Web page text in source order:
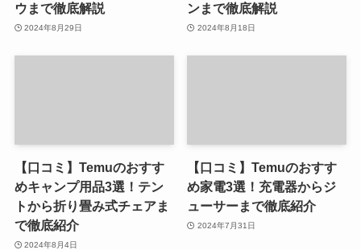
ウまで徹底解説
2024年8月29日
ンまで徹底解説
2024年8月18日
【口コミ】Temuのおすす
めキャンプ用品3選！テン
トから折り畳み式チェアま
で徹底紹介
2024年8月4日
【口コミ】Temuのおすす
め家電3選！充電器からジ
ューサーまで徹底紹介
2024年7月31日